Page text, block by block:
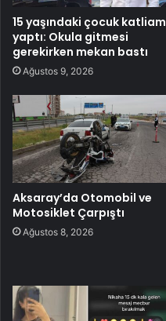
15 yaşındaki çocuk katliam
yaptı: Okula gitmesi
gerekirken mekan bastı
Ağustos 9, 2026
Aksaray’da Otomobil ve
Motosiklet Çarpıştı
Ağustos 8, 2026